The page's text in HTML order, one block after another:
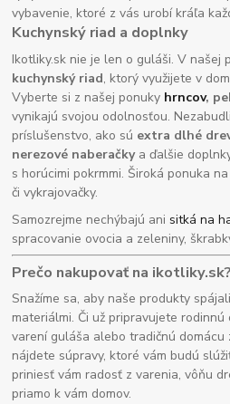
vybavenie, ktoré z vás urobí kráľa
Kuchynský riad a doplnky
Ikotliky.sk nie je len o guláši. V našej
kuchynský riad, ktorý využijete v
Vyberte si z našej ponuky hrncov,
vynikajú svojou odolnosťou.
príslušenstvo, ako sú extra dlhé
nerezové naberačkya ďalšie
s horúcimi pokrmmi. Široká ponuka
či vykrajovačky.
Samozrejme nechýbajú anisitká na
spracovanie ovocia a zeleniny,
Prečo nakupovať na ikotliky.sk?
Snažíme sa, aby naše produkty
materiálmi. Či už pripravujete
varení guláša alebo tradičnú domácu
nájdete súpravy, ktoré vám budú
priniesť vám radosť z varenia, vôňu
priamo k vám domov.